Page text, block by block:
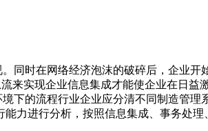
同时在网络经济泡沫的破碎后，企业开
实现企业信息集成才能使企业在日益
下的流程行业企业应分清不同制造管理
力进行分析，按照信息集成、事务处